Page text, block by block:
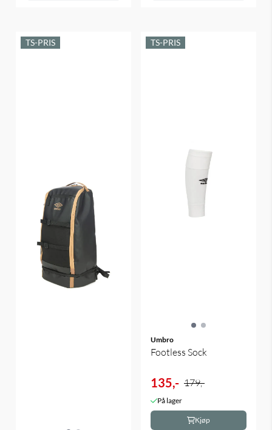
Umbro
Footless Sock
135,- 179,-
På lager
Kjøp